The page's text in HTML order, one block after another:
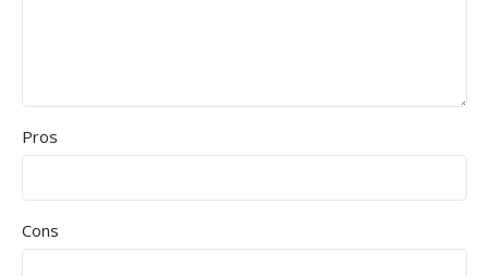
Pros
Cons